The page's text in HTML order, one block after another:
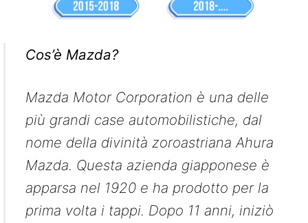
Cos’è Mazda?
Mazda Motor Corporation è una delle
più grandi case automobilistiche, dal
nome della divinità zoroastriana Ahura
Mazda. Questa azienda giapponese è
apparsa nel 1920 e ha prodotto per la
prima volta i tappi. Dopo 11 anni, iniziò